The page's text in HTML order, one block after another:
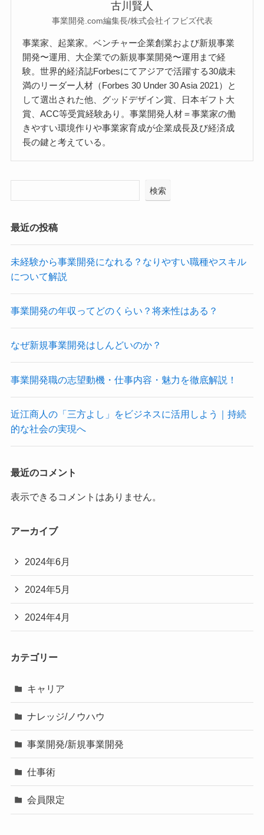
古川賢人
事業開発.com編集長/株式会社イフビズ代表
事業家、起業家。ベンチャー企業創業および新規事業
開発〜運用、大企業での新規事業開発〜運用まで経
験。世界的経済誌Forbesにてアジアで活躍する30歳未
満のリーダー人材（Forbes 30 Under 30 Asia 2021）と
して選出された他、グッドデザイン賞、日本ギフト大
賞、ACC等受賞経験あり。事業開発人材＝事業家の働
きやすい環境作りや事業家育成が企業成長及び経済成
長の鍵と考えている。
検索
最近の投稿
未経験から事業開発になれる？なりやすい職種やスキル
について解説
事業開発の年収ってどのくらい？将来性はある？
なぜ新規事業開発はしんどいのか？
事業開発職の志望動機・仕事内容・魅力を徹底解説！
近江商人の「三方よし」をビジネスに活用しよう｜持続
的な社会の実現へ
最近のコメント
表示できるコメントはありません。
アーカイブ
2024年6月
2024年5月
2024年4月
カテゴリー
キャリア
ナレッジ/ノウハウ
事業開発/新規事業開発
仕事術
会員限定